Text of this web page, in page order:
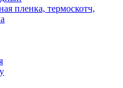
пленка, термоскотч,